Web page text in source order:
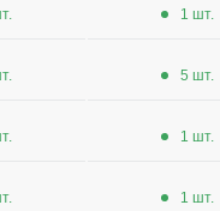
1 шт.
5 шт.
1 шт.
1 шт.